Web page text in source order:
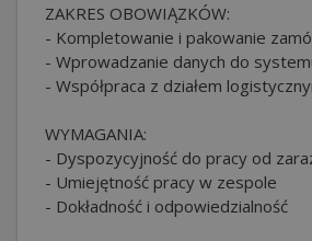
ZAKRES OBOWIĄZKÓW:
- Kompletowanie i pakowanie
- Wprowadzanie danych do
- Współpraca z działem
WYMAGANIA:
- Dyspozycyjność do pracy od
- Umiejętność pracy w zespole
- Dokładność i odpowiedzialność